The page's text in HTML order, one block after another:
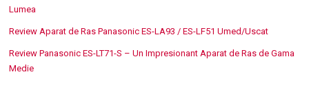
Lumea
Review Aparat de Ras Panasonic ES-LA93 / ES-LF51 Umed/Uscat
Review Panasonic ES-LT71-S – Un Impresionant Aparat de Ras de Gama
Medie